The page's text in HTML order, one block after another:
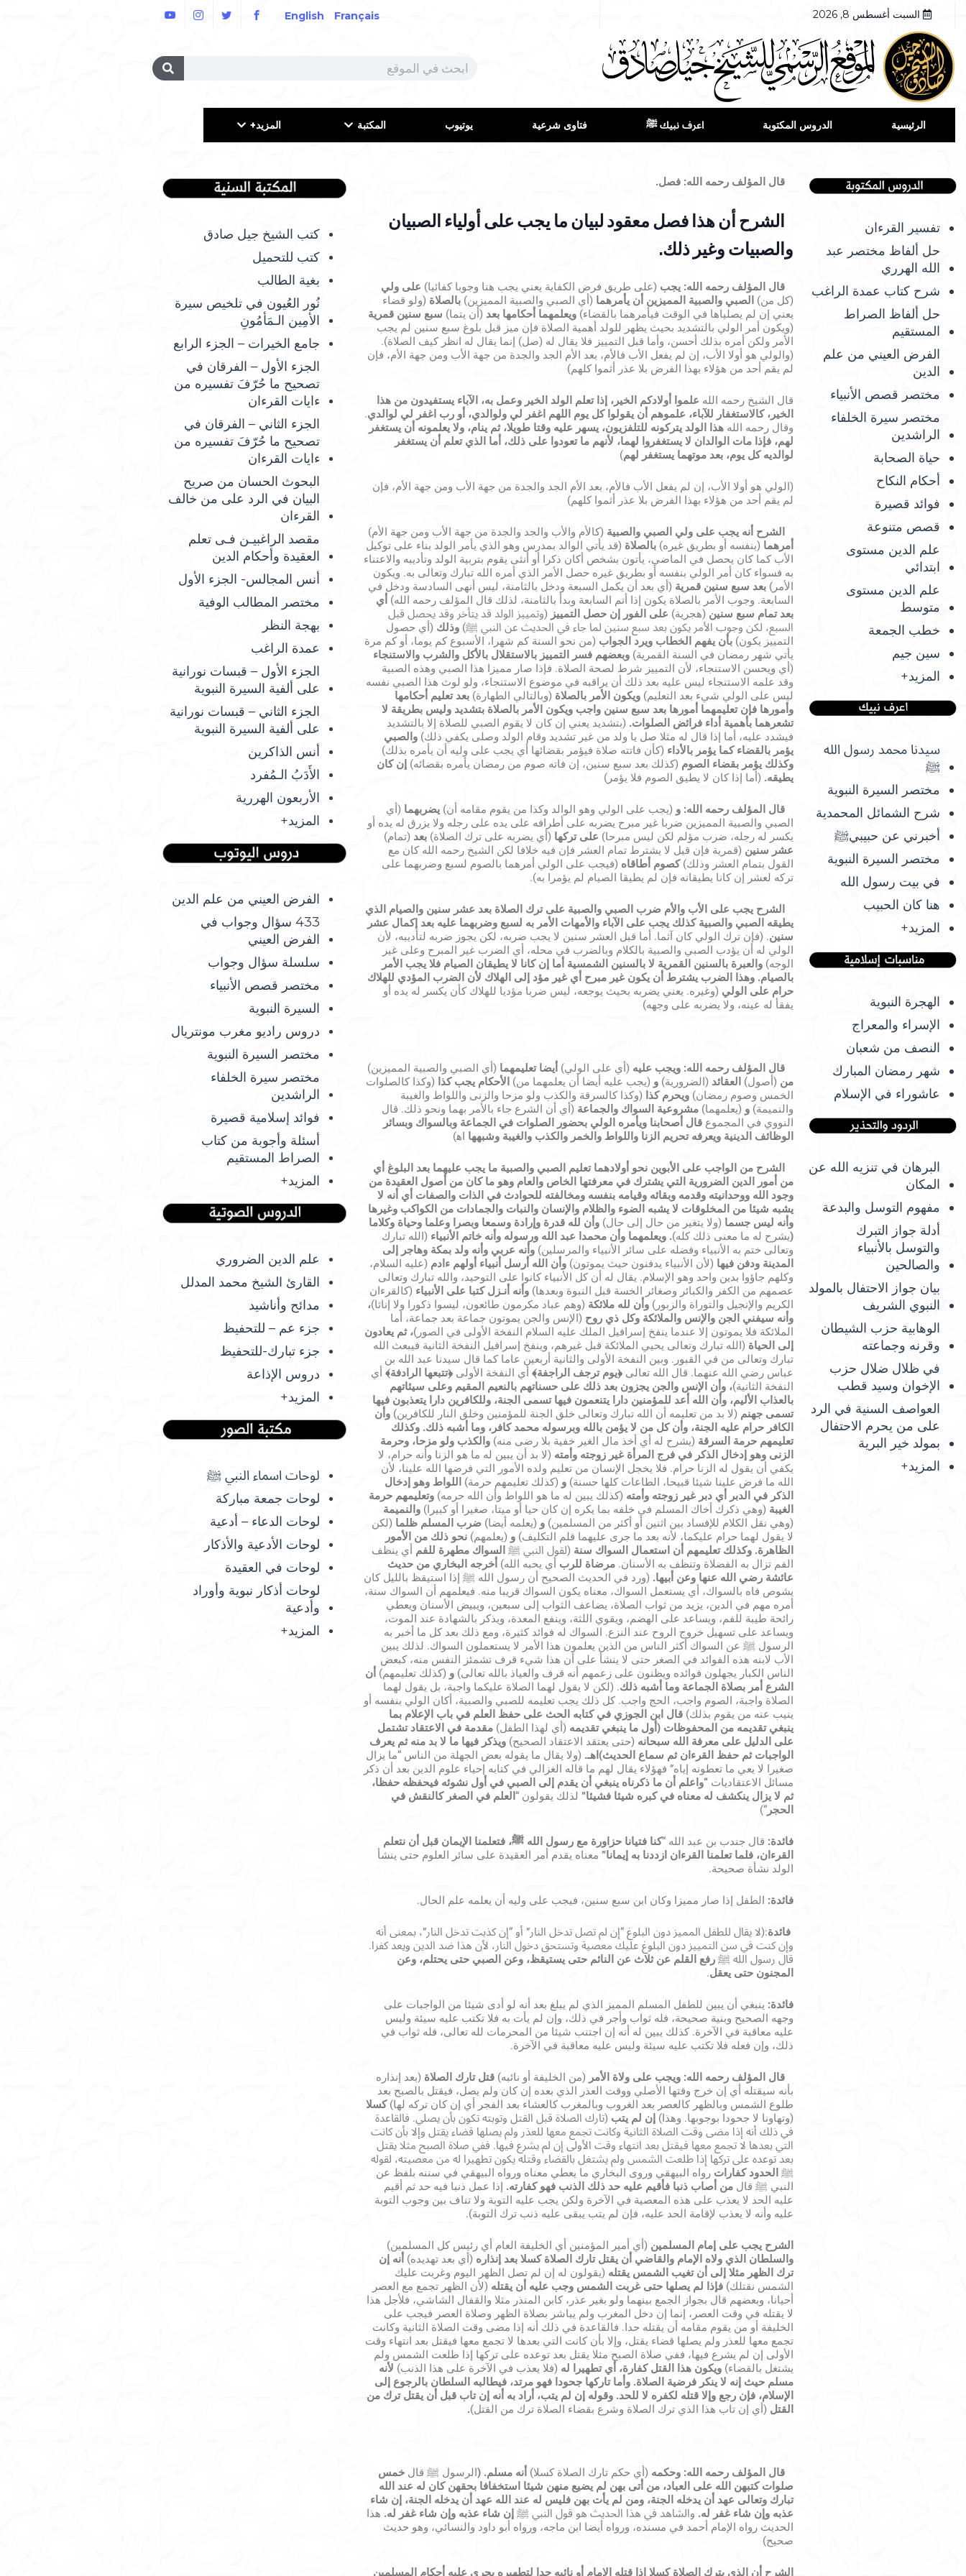
السبت أغسطس 8, 2026 Français
English
الرئيسية الدروس المكتوبة اعرف نبيك ﷺ فتاوى شرعية يوتيوب المكتبة المزيد+
تفسير القرءان
حل ألفاظ مختصر عبد
الله الهرري
شرح كتاب عمدة الراغب
حل ألفاظ الصراط
المستقيم
الفرض العيني من علم
الدين
مختصر قصص الأنبياء
مختصر سيرة الخلفاء
الراشدين
حياة الصحابة
أحكام النكاح
فوائد قصيرة
قصص متنوعة
علم الدين مستوى
ابتدائي
علم الدين مستوى
متوسط
خطب الجمعة
سين جيم
المزيد+
سيدنا محمد رسول الله
ﷺ
مختصر السيرة النبوية
شرح الشمائل المحمدية
أخبرني عن حبيبيﷺ
مختصر السيرة النبوية
في بيت رسول الله
هنا كان الحبيب
المزيد+
الهجرة النبوية
الإسراء والمعراج
النصف من شعبان
شهر رمضان المبارك
عاشوراء في الإسلام
البرهان في تنزيه الله عن
المكان
مفهوم التوسل والبدعة
أدلة جواز التبرك
والتوسل بالأنبياء
والصالحين
بيان جواز الاحتفال بالمولد
النبوي الشريف
الوهابية حزب الشيطان
وقرنه وجماعته
في ظلال ضلال حزب
الإخوان وسيد قطب
العواصف السنية في الرد
على من يحرم الاحتفال
بمولد خير البرية
المزيد+
قال المؤلف رحمه الله: فصل.
الشرح أن هذا فصل معقود لبيان ما يجب على أولياء الصبيان
والصبيات وغير ذلك.
قال المؤلف رحمه الله: يجب (على طريق فرض الكفاية يعني يجب هنا وجوبا كفائيا) على ولي
(كل من) الصبي والصبية المميزين أن يأمرهما (أي الصبي والصبية المميزين) بالصلاة (ولو قضاء
يعني إن لم يصلياها في الوقت فيأمرهما بالقضاء) ويعلمهما أحكامها بعد (أن يتما) سبع سنين قمرية
(ويكون أمر الولي بالتشديد بحيث يظهر للولد أهمية الصلاة فإن ميز قبل بلوغ سبع سنين لم يجب
الأمر ولكن أمره بذلك أحسن، وأما قبل التمييز فلا يقال له (صل) إنما يقال له انظر كيف الصلاة).
(والولي هو أولا الأب، إن لم يفعل الأب فالأم، بعد الأم الجد والجدة من جهة الأب ومن جهة الأم، فإن
لم يقم أحد من هؤلاء بهذا الفرض بلا عذر أثموا كلهم)
قال الشيخ رحمه الله علموا أولادكم الخير، إذا تعلم الولد الخير وعمل به، الآباء يستفيدون من هذا
الخير، كالاستغفار للآباء، علموهم أن يقولوا كل يوم اللهم اغفر لي ولوالدي، أو رب اغفر لي لوالدي.
وقال رحمه الله هذا الولد يتركونه للتلفزيون، يسهر عليه وقتا طويلا، ثم ينام، ولا يعلمونه أن يستغفر
لهم، فإذا مات الوالدان لا يستغفروا لهما، لأنهم ما تعودوا على ذلك، أما الذي تعلم أن يستغفر
لوالديه كل يوم، بعد موتهما يستغفر لهم)
(الولي هو أولا الأب، إن لم يفعل الأب فالأم، بعد الأم الجد والجدة من جهة الأب ومن جهة الأم، فإن
لم يقم أحد من هؤلاء بهذا الفرض بلا عذر أثموا كلهم)
الشرح أنه يجب على ولي الصبي والصبية (كالأم والأب والجد والجدة من جهة الأب ومن جهة الأم)
أمرهما (بنفسه أو بطريق غيره) بالصلاة (قد يأتي الوالد بمدرس وهو الذي يأمر الولد بناء على توكيل
الأب كما كان يحصل في الماضي، يأتون بشخص أكان ذكرا أو أنثى يقوم بتربية الولد وتأديبه والاعتناء
به فسواء كان أمر الولي بنفسه أو بطريق غيره حصل الأمر الذي أمره الله تبارك وتعالى به. ويكون
الأمر) بعد سبع سنين قمرية (أي بعد أن يكمل السبعة ودخل بالثامنة، ليس أنهى السادسة ودخل في
السابعة. وجوب الأمر بالصلاة يكون إذا أتم السابعة وبدأ بالثامنة، لذلك قال المؤلف رحمه الله) أي
بعد تمام سبع سنين (هجرية) على الفور إن حصل التمييز (وتمييز الولد قد يتأخر وقد يحصل قبل
السبع، لكن وجوب الأمر يكون بعد سبع سنين لما جاء في الحديث عن النبي ﷺ) وذلك (أي حصول
التمييز يكون) بأن يفهم الخطاب ويرد الجواب (من نحو السنة كم شهرا، الأسبوع كم يوما، أو كم مرة
يأتي شهر رمضان في السنة القمرية) وبعضهم فسر التمييز بالاستقلال بالأكل والشرب والاستنجاء
(أي ويحسن الاستنجاء، لأن التمييز شرط لصحة الصلاة. فإذا صار مميزا هذا الصبي وهذه الصبية
وقد علمه الاستنجاء ليس عليه بعد ذلك أن يراقبه في موضوع الاستنجاء، ولو لوث هذا الصبي نفسه
ليس على الولي شيء بعد التعليم) ويكون الأمر بالصلاة (وبالتالي الطهارة) بعد تعليم أحكامها
وأمورها فإن تعليمهما أمورها بعد سبع سنين واجب ويكون الأمر بالصلاة بتشديد وليس بطريقة لا
تشعرهما بأهمية أداء فرائض الصلوات. (بتشديد يعني إن كان لا يقوم الصبي للصلاة إلا بالتشديد
فيشدد عليه، أما إذا قال له مثلا صل يا ولد من غير تشديد وقام الولد وصلى يكفي ذلك) والصبي
يؤمر بالقضاء كما يؤمر بالأداء (كأن فاتته صلاة فيؤمر بقضائها أي يجب على وليه أن يأمره بذلك)
وكذلك يؤمر بقضاء الصوم (كذلك بعد سبع سنين، إن فاته صوم من رمضان يأمره بقضائه) إن كان
يطيقه. (أما إذا كان لا يطيق الصوم فلا يؤمر)
قال المؤلف رحمه الله: و (يجب على الولي وهو الوالد وكذا من يقوم مقامه أن) يضربهما (أي
الصبي والصبية المميزين ضربا غير مبرح يضربه على أطرافه على يده على رجله ولا يزرق له يده أو
يكسر له رجله، ضرب مؤلم لكن ليس مبرحا) على تركها (أي يضربه على ترك الصلاة) بعد (تمام)
عشر سنين (قمرية فإن قيل لا يشترط تمام العشر فإن فيه خلافا لكن الشيخ رحمه الله كان مع
القول بتمام العشر وذلك)كصوم أطاقاه (فيجب على الولي أمرهما بالصوم لسبع وضربهما على
تركه لعشر إن كانا يطيقانه فإن لم يطيقا الصيام لم يؤمرا به).
الشرح يجب على الأب والأم ضرب الصبي والصبية على ترك الصلاة بعد عشر سنين والصيام الذي
يطيقه الصبي والصبية كذلك يجب على الآباء والأمهات الأمر به لسبع وضربهما عليه بعد إكمال عشر
سنين. (فإن ترك الولي كان آثما. أما قبل العشر سنين لا يجب ضربه، لكن يجوز ضربه لتأديبه، لأن
الولي له أن يؤدب الصبي والصبية بالكلام وبالضرب في محله، أي الضرب غير المبرح وعلى غير
الوجه) والعبرة بالسنين القمرية لا بالسنين الشمسية أما إن كانا لا يطيقان الصيام فلا يجب الأمر
بالصيام. وهذا الضرب يشترط أن يكون غير مبرح أي غير مؤد إلى الهلاك لأن الضرب المؤدي للهلاك
حرام على الولي (وغيره. يعني يضربه بحيث يوجعه، ليس ضربا مؤديا للهلاك كأن يكسر له يده أو
يفقأ له عينه، ولا يضربه على وجهه)
قال المؤلف رحمه الله: ويجب عليه (أي على الولي) أيضا تعليمهما (أي الصبي والصبية المميزين)
من (أصول) العقائد (الضرورية) و (يجب عليه أيضا أن يعلمهما من) الأحكام يجب كذا (وكذا كالصلوات
الخمس وصوم رمضان) ويحرم كذا (وكذا كالسرقة والكذب ولو مزحا والزنى واللواط والغيبة
والنميمة) و (يعلمهما) مشروعية السواك والجماعة (أي أن الشرع جاء بالأمر بهما ونحو ذلك. قال
النووي في المجموع قال أصحابنا ويأمره الولي بحضور الصلوات في الجماعة وبالسواك وبسائر
الوظائف الدينية ويعرفه تحريم الزنا واللواط والخمر والكذب والغيبة وشبهها اﻫ)
الشرح من الواجب على الأبوين نحو أولادهما تعليم الصبي والصبية ما يجب عليهما بعد البلوغ أي
من أمور الدين الضرورية التي يشترك في معرفتها الخاص والعام وهو ما كان من أصول العقيدة من
وجود الله ووحدانيته وقدمه وبقائه وقيامه بنفسه ومخالفته للحوادث في الذات والصفات أي أنه لا
يشبه شيئا من المخلوقات لا يشبه الضوء والظلام والإنسان والنبات والجمادات من الكواكب وغيرها
وأنه ليس جسما (ولا يتغير من حال إلى حال) وأن لله قدرة وإرادة وسمعا وبصرا وعلما وحياة وكلاما
(يشرح له ما معنى ذلك كله). ويعلمهما وأن محمدا عبد الله ورسوله وأنه خاتم الأنبياء (الله تبارك
وتعالى ختم به الأنبياء وفضله على سائر الأنبياء والمرسلين) وأنه عربي وأنه ولد بمكة وهاجر إلى
المدينة ودفن فيها (لأن الأنبياء يدفنون حيث يموتون) وأن الله أرسل أنبياء أولهم ءادم (عليه السلام،
وكلهم جاؤوا بدين واحد وهو الإسلام. يقال له أن كل الأنبياء كانوا على التوحيد، والله تبارك وتعالى
عصمهم من الكفر والكبائر وصغائر الخسة قبل النبوة وبعدها) وأنه أنـزل كتبا على الأنبياء (كالقرءان
الكريم والإنجيل والتوراة والزبور) وأن لله ملائكة (وهم عباد مكرمون طائعون، ليسوا ذكورا ولا إناثا)،
وأنه سيفني الجن والإنس والملائكة وكل ذي روح (الإنس والجن يموتون جماعة بعد جماعة، أما
الملائكة فلا يموتون إلا عندما ينفخ إسرافيل الملك عليه السلام النفخة الأولى في الصور)، ثم يعادون
إلى الحياة (الله تبارك وتعالى يحيي الملائكة قبل غيرهم، وينفخ إسرافيل النفخة الثانية فيبعث الله
تبارك وتعالى من في القبور. وبين النفخة الأولى والثانية أربعين عاما كما قال سيدنا عبد الله بن
عباس رضي الله عنهما. قال الله تعالى ﴿يوم ترجف الراجفة﴾أي النفخة الأولى ﴿تتبعها الرادفة﴾أي
النفخة الثانية)، وأن الإنس والجن يجزون بعد ذلك على حسناتهم بالنعيم المقيم وعلى سيئاتهم
بالعذاب الأليم، وأن الله أعد للمؤمنين دارا يتنعمون فيها تسمى الجنة، وللكافرين دارا يتعذبون فيها
تسمى جهنم (لا بد من تعليمه أن الله تبارك وتعالى خلق الجنة للمؤمنين وخلق النار للكافرين) وأن
الكافر حرام عليه الجنة، وأن كل من لا يؤمن بالله وبرسوله محمد كافر، وما أشبه ذلك. وكذلك
تعليمهم حرمة السرقة (يشرح له أي أخذ مال الغير خفية بلا رضى منه) والكذب ولو مزحا، وحرمة
الزنى وهو إدخال الذكر في فرج المرأة غير زوجته وأمته (لا بد أن يبين له ما هو الزنا وأنه حرام، لا
يكفي أن يقول له الزنا حرام. فلا يخجل الإنسان من تعليم ولده الأمور التي فرضها الله علينا، لأن
الله ما فرض علينا شيئا قبيحا، الطاعات كلها حسنة) و (كذلك تعليمهم حرمة) اللواط وهو إدخال
الذكر في الدبر أي دبر غير زوجته وأمته (كذلك يبين له ما هو اللواط وأن الله حرمه) وتعليمهم حرمة
الغيبة (وهي ذكرك أخاك المسلم في خلفه بما يكره إن كان حيا أو ميتا، صغيرا أو كبيرا) والنميمة
(وهي نقل الكلام للإفساد بين اثنين أو أكثر من المسلمين) و (يعلمه أيضا) ضرب المسلم ظلما (لكن
لا يقول لهما حرام عليكما، لأنه بعد ما جرى عليهما قلم التكليف) و (يعلمهم) نحو ذلك من الأمور
الظاهرة. وكذلك تعليمهم أن استعمال السواك سنة (لقول النبي ﷺ السواك مطهرة للفم أي ينظف
الفم تزال به الفضلاة وتنظف به الأسنان. مرضاة للرب أي يحبه الله) أخرجه البخاري من حديث
عائشة رضي الله عنها وعن أبيها. (ورد في الحديث الصحيح أن رسول الله ﷺ إذا استيقظ بالليل كان
يشوص فاه بالسواك، أي يستعمل السواك، معناه يكون السواك قريبا منه. فيعلمهم أن السواك سنة،
أمره مهم في الدين، يزيد من ثواب الصلاة، يضاعف الثواب إلى سبعين، ويبيض الأسنان ويعطي
رائحة طيبة للفم، ويساعد على الهضم، ويقوي اللثة، وينفع المعدة، ويذكر بالشهادة عند الموت،
ويساعد على تسهيل خروج الروح عند النزع. السواك له فوائد كثيرة، ومع ذلك بعد كل ما أخبر به
الرسول ﷺ عن السواك أكثر الناس من الذين يعلمون هذا الأمر لا يستعملون السواك. لذلك يبين
الأب لابنه هذه الفوائد في الصغر حتى لا ينشأ على أن هذا شيء قرف تشمئز النفس منه، كبعض
الناس الكبار يجهلون فوائده ويظنون على زعمهم أنه قرف والعياذ بالله تعالى) و (كذلك تعليمهم) أن
الشرع أمر بصلاة الجماعة وما أشبه ذلك. (لكن لا يقول لهما الصلاة عليكما واجبة، بل يقول لهما
الصلاة واجبة، الصوم واجب، الحج واجب. كل ذلك يجب تعليمه للصبي والصبية، أكان الولي بنفسه أو
ينيب عنه من يقوم بذلك) قال ابن الجوزي في كتابه الحث على حفظ العلم في باب الإعلام بما
ينبغي تقديمه من المحفوظات (أول ما ينبغي تقديمه (أي لهذا الطفل) مقدمة في الاعتقاد تشتمل
على الدليل على معرفة الله سبحانه (حتى يعتقد الاعتقاد الصحيح) ويذكر فيها ما لا بد منه ثم يعرف
الواجبات ثم حفظ القرءان ثم سماع الحديث)اهـ. (ولا يقال ما يقوله بعض الجهلة من الناس “ما يزال
صغيرا لا يعي ما تعطونه إياه” فهؤلاء يقال لهم ما قاله الغزالي في كتابه إحياء علوم الدين بعد أن ذكر
مسائل الاعتقاديات “واعلم أن ما ذكرناه ينبغي أن يقدم إلى الصبي في أول نشوئه فيحفظه حفظا،
ثم لا يزال ينكشف له معناه في كبره شيئا فشيئا” لذلك يقولون “العلم في الصغر كالنقش في
الحجر “)
فائدة: قال جندب بن عبد الله “كنا فتيانا حزاورة مع رسول الله ﷺ، فتعلمنا الإيمان قبل أن نتعلم
القرءان، فلما تعلمنا القرءان ازددنا به إيمانا”معناه يقدم أمر العقيدة على سائر العلوم حتى ينشأ
الولد نشأة صحيحة.
فائدة: الطفل إذا صار مميزا وكان ابن سبع سنين، فيجب على وليه أن يعلمه علم الحال.
فائدة:(لا يقال للطفل المميز دون البلوغ “إن لم تصل تدخل النار” أو “إن كذبت تدخل النار”، بمعنى أنه
وإن كنت في سن التمييز دون البلوغ عليك معصية وتستحق دخول النار، لأن هذا ضد الدين ويعد كفرا.
قال رسول الله ﷺ رفع القلم عن ثلاث عن النائم حتى يستيقظ، وعن الصبي حتى يحتلم، وعن
المجنون حتى يعقل.
فائدة: ينبغي أن يبين للطفل المسلم المميز الذي لم يبلغ بعد أنه لو أدى شيئا من الواجبات على
وجهه الصحيح وبنية صحيحة، فله ثواب وأجر في ذلك، وإن لم يأت به فلا تكتب عليه سيئة وليس
عليه معاقبة في الآخرة. كذلك يبين له أنه إن اجتنب شيئا من المحرمات لله تعالى، فله ثواب في
ذلك، وإن فعله فلا تكتب عليه سيئة وليس عليه معاقبة في الآخرة.
قال المؤلف رحمه الله: ويجب على ولاة الأمر (من الخليفة أو نائبه) قتل تارك الصلاة (بعد إنذاره
بأنه سيقتله أي إن خرج وقتها الأصلي ووقت العذر الذي بعده إن كان ولم يصل، فيقتل بالصبح بعد
طلوع الشمس وبالظهر كالعصر بعد الغروب وبالمغرب كالعشاء بعد الفجر أي إن كان تركه لها)كسلا
(وتهاونا لا جحودا بوجوبها. وهذا) إن لم يتب (تارك الصلاة قبل القتل وتوبته تكون بأن يصلي. فالقاعدة
في ذلك أنه إذا مضى وقت الصلاة الثانية وكانت تجمع معها للعذر ولم يصلها قضاء يقتل وإلا بأن كانت
التي بعدها لا تجمع معها فيقتل بعد انتهاء وقت الأولى إن لم يشرع فيها. ففي صلاة الصبح مثلا يقتل
بعد توعده على تركها إذا طلعت الشمس ولم يشتغل بالقضاء وقتله يكون تطهيرا له من معصيته، لقوله
ﷺ الحدود كفارات رواه البيهقي وروى البخاري ما يعطي معناه ورواه البيهقي في سننه بلفظ عن
النبي ﷺ قال من أصاب ذنبا فأقيم عليه حد ذلك الذنب فهو كفارته. إذا عمل ذنبا فيه حد ثم أقيم
عليه الحد لا يعذب على هذه المعصية في الآخرة ولكن يجب عليه التوبة ولا تناف بين وجوب التوبة
عليه وأنه لا يعذب لإقامة الحد عليه، فإن لم يتب يبقى عليه ذنب ترك التوبة).
الشرح يجب على إمام المسلمين (أي أمير المؤمنين أي الخليفة العام أي رئيس كل المسلمين)
والسلطان الذي ولاه الإمام والقاضي أن يقتل تارك الصلاة كسلا بعد إنذاره (أي بعد تهديده) أنه إن
ترك الظهر مثلا إلى أن تغيب الشمس يقتله (يقولون له إن لم تصل الظهر اليوم وغربت عليك
الشمس نقتلك) فإذا لم يصلها حتى غربت الشمس وجب عليه أن يقتله (لأن الظهر تجمع مع العصر
أحيانا، وبعضهم قال بجواز الجمع بينهما ولو بغير عذر، كابن المنذر مثلا والقفال الشاشي، فلأجل هذا
لا يقتله في وقت العصر، إنما إن دخل المغرب ولم يباشر بصلاة الظهر وصلاة العصر فيجب على
الخليفة أو من يقوم مقامه أن يقتله حدا. فالقاعدة في ذلك أنه إذا مضى وقت الصلاة الثانية وكانت
تجمع معها للعذر ولم يصلها قضاء يقتل، وإلا بأن كانت التي بعدها لا تجمع معها فيقتل بعد انتهاء وقت
الأولى إن لم يشرع فيها، ففي صلاة الصبح مثلا يقتل بعد توعده على تركها إذا طلعت الشمس ولم
يشتغل بالقضاء) ويكون هذا القتل كفارة، أي تطهيرا له (فلا يعذب في الآخرة على هذا الذنب) لأنه
مسلم حيث إنه لا ينكر فرضية الصلاة. وأما تاركها جحودا فهو مرتد، فيطالبه السلطان بالرجوع إلى
الإسلام، فإن رجع وإلا قتله لكفره لا للحد. وقوله إن لم يتب، أراد به أنه إن تاب قبل أن يقتل ترك من
القتل (أي إن تاب هذا الذي ترك الصلاة وشرع بقضاء الصلاة ترك من القتل).
قال المؤلف رحمه الله: وحكمه (أي حكم تارك الصلاة كسلا) أنه مسلم. (الرسول ﷺ قال خمس
صلوات كتبهن الله على العباد، من أتى بهن لم يضيع منهن شيئا استخفافا بحقهن كان له عند الله
تبارك وتعالى عهد أن يدخله الجنة، ومن لم يأت بهن فليس له عند الله عهد أن يدخله الجنة، إن شاء
عذبه وإن شاء غفر له. والشاهد في هذا الحديث هو قول النبي ﷺ إن شاء عذبه وإن شاء غفر له. هذا
الحديث رواه الإمام أحمد في مسنده، ورواه أيضا ابن ماجه، ورواه أبو داود والنسائي، وهو حديث
صحيح)
الشرح أن الذي يترك الصلاة كسلا إذا قتله الإمام أو نائبه حدا لتطهيره يجرى عليه أحكام المسلمين
كتب الشيخ جيل صادق
كتب للتحميل
بغية الطالب
نُور العُيون في تلخيص سيرة
الأمِين الـمَأمُونِ
جامع الخيرات – الجزء الرابع
الجزء الأول – الفرقان في
تصحيح ما حُرّفَ تفسيره من
ءايات القرءان
الجزء الثاني – الفرقان في
تصحيح ما حُرّفَ تفسيره من
ءايات القرءان
البحوث الحسان من صريح
البيان في الرد على من خالف
القرءان
مقصد الراغبيـن فـى تعلم
العقيدة وأحكام الدين
أنس المجالس- الجزء الأول
مختصر المطالب الوفية
بهجة النظر
عمدة الراغب
الجزء الأول – قبسات نورانية
على ألفية السيرة النبوية
الجزء الثاني – قبسات نورانية
على ألفية السيرة النبوية
أنس الذاكرين
الأَدَبُ الـمُفرد
الأربعون الهررية
المزيد+
الفرض العيني من علم الدين
433 سؤال وجواب في
الفرض العيني
سلسلة سؤال وجواب
مختصر قصص الأنبياء
السيرة النبوية
دروس راديو مغرب مونتريال
مختصر السيرة النبوية
مختصر سيرة الخلفاء
الراشدين
فوائد إسلامية قصيرة
أسئلة وأجوبة من كتاب
الصراط المستقيم
المزيد+
علم الدين الضروري
القارئ الشيخ محمد المدلل
مدائح وأناشيد
جزء عم – للتحفيظ
جزء تبارك-للتحفيظ
دروس الإذاعة
المزيد+
لوحات اسماء النبي ﷺ
لوحات جمعة مباركة
لوحات الدعاء – أدعية
لوحات الأدعية والأذكار
لوحات في العقيدة
لوحات أذكار نبوية وأوراد
وأدعية
المزيد+